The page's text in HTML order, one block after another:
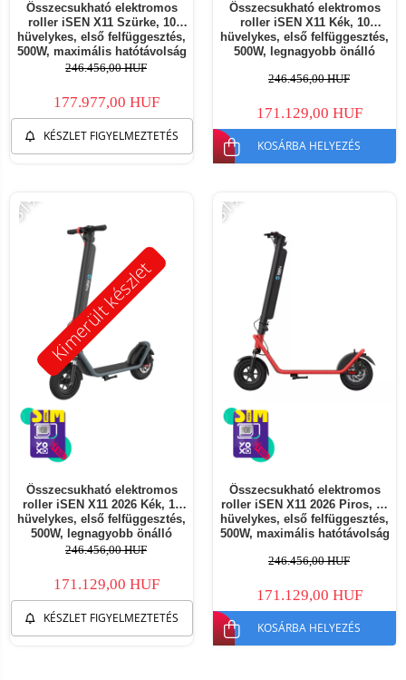
Összecsukható elektromos
roller iSEN X11 Szürke, 10
hüvelykes, első felfüggesztés,
500W, maximális hatótávolság
50km, maximális sebesség
246.456,00 HUF
177.977,00 HUF
KÉSZLET FIGYELMEZTETÉS
Összecsukható elektromos
roller iSEN X11 Kék, 10
hüvelykes, első felfüggesztés,
500W, legnagyobb önálló
legnagyobb sebesség 35 km/h,
246.456,00 HUF
171.129,00 HUF
KOSÁRBA HELYEZÉS
Kimerült készlet
-31%
Összecsukható elektromos
roller iSEN X11 2026 Kék, 10
hüvelykes, első felfüggesztés,
500W, legnagyobb önálló
működési távolság 50 km,
levehető akkumulátor
246.456,00 HUF
171.129,00 HUF
KÉSZLET FIGYELMEZTETÉS
-31%
Összecsukható elektromos
roller iSEN X11 2026 Piros, 10
hüvelykes, első felfüggesztés,
500W, maximális hatótávolság
25km/h, levehető akkumulátor
246.456,00 HUF
171.129,00 HUF
KOSÁRBA HELYEZÉS